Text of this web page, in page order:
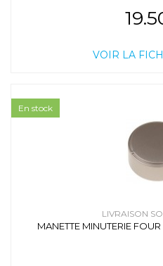
VOIR LA
LIVRAISON
MANETTE MINUTERIE
En stock